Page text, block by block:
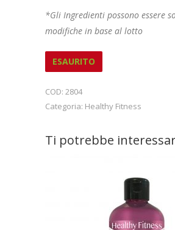
*Gli Ingredienti possono essere
modifiche in base al lotto
ESAURITO
COD: 2804
Categoria: Healthy Fitness
Ti potrebbe